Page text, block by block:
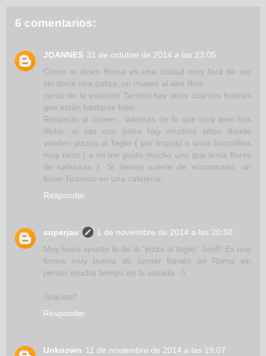
6 comentarios:
JOANNES 31 de octubre de 2014 a las 23:05
Como tu dices Roma es una ciudad muy fácil de ver
sin darte una paliza, un museo al aire libre.
cerca de la estación Termini hay unos cuantos hoteles
que están bastante bien.
Respecto al comer... además de lo que muy bien has
dicho, si vas con prisa hay muchos sitios donde
venden pizzas al Taglio ( por trozos) o unos bocadillos
muy ricos ( a mi me gusto mucho uno que tenía flores
de calabaza ). Si itienes suerte de encontrarlo, un
buen Tiramisu en una cafetería.
Responder
superjau
1 de noviembre de 2014 a las 20:50
Muy buen apunte lo de la "pizza al taglio" Jon!!! Es una
forma muy buena de comer barato en Roma sin
perder mucho tiempo en la comida :-)
Gracias!!
Responder
Unknown 11 de noviembre de 2014 a las 19:07